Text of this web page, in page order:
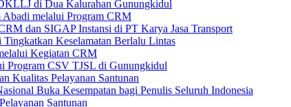
di Dua Kalurahan Gunungkidul
Abadi melalui Program CRM
dan SIGAP Instansi di PT Karya Jasa Transport
Tingkatkan Keselamatan Berlalu Lintas
Kegiatan CRM
Program CSV TJSL di Gunungkidul
Kualitas Pelayanan Santunan
Buka Kesempatan bagi Penulis Seluruh Indonesia
Santunan